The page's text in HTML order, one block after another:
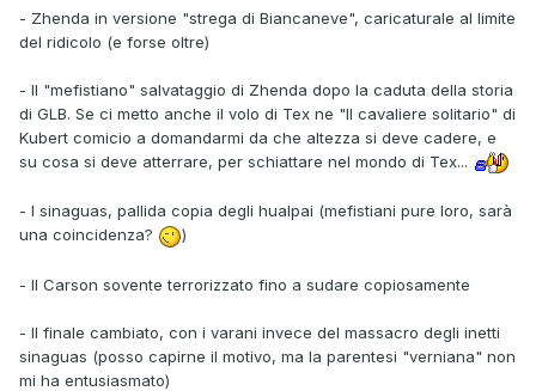
- Zhenda in versione "strega di Biancaneve", caricaturale al limite
del ridicolo (e forse oltre)
- Il "mefistiano" salvataggio di Zhenda dopo la caduta della storia
di GLB. Se ci metto anche il volo di Tex ne "Il cavaliere solitario" di
Kubert comicio a domandarmi da che altezza si deve cadere, e
su cosa si deve atterrare, per schiattare nel mondo di Tex...
- I sinaguas, pallida copia degli hualpai (mefistiani pure loro, sarà
una coincidenza?
)
- Il Carson sovente terrorizzato fino a sudare copiosamente
- Il finale cambiato, con i varani invece del massacro degli inetti
sinaguas (posso capirne il motivo, ma la parentesi "verniana" non
mi ha entusiasmato)